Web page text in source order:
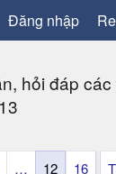
Đăng nhập
hỏi đáp
… 12 16